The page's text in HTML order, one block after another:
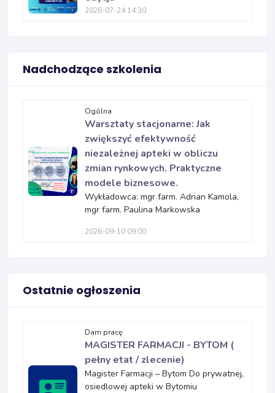
2026-07-24 14:30
Nadchodzące szkolenia
Ogólna
Warsztaty stacjonarne: Jak
zwiększyć efektywność
niezależnej apteki w obliczu
zmian rynkowych. Praktyczne
modele biznesowe.
Wykładowca: mgr farm. Adrian Kamola,
mgr farm. Paulina Markowska
2026-09-10 09:00
Ostatnie ogłoszenia
Dam pracę
MAGISTER FARMACJI - BYTOM (
pełny etat / zlecenie)
Magister Farmacji – Bytom Do prywatnej,
osiedlowej apteki w Bytomiu